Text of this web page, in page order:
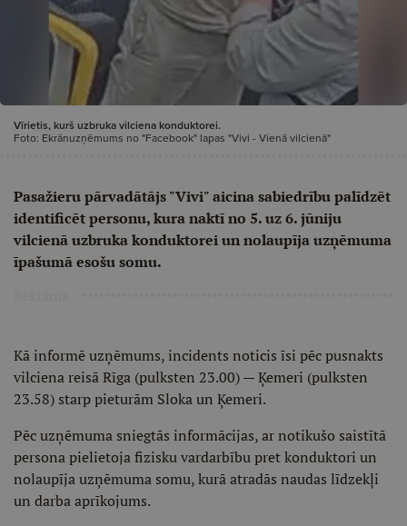
Vīrietis, kurš uzbruka vilciena konduktorei.
Foto: Ekrānuzņēmums no "Facebook" lapas "Vivi - Vienā vilcienā"
Pasažieru pārvadātājs "Vivi" aicina sabiedrību palīdzēt
identificēt personu, kura naktī no 5. uz 6. jūniju
vilcienā uzbruka konduktorei un nolaupīja uzņēmuma
īpašumā esošu somu.
Kā informē uzņēmums, incidents noticis īsi pēc pusnakts
vilciena reisā Rīga (pulksten 23.00) — Ķemeri (pulksten
23.58) starp pieturām Sloka un Ķemeri.
Pēc uzņēmuma sniegtās informācijas, ar notikušo saistītā
persona pielietoja fizisku vardarbību pret konduktori un
nolaupīja uzņēmuma somu, kurā atradās naudas līdzekļi
un darba aprīkojums.